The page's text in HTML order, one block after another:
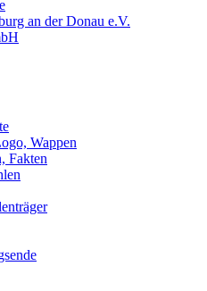
an der Donau e.V.
Wappen
Fakten